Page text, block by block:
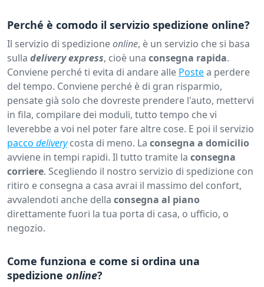
Perché è comodo il servizio spedizione online?
Il servizio di spedizioneonline, è un servizio che si basa
sulla delivery express, cioè una consegna rapida.
Conviene perché ti evita di andare alle Postea perdere
del tempo. Conviene perché è di gran risparmio,
pensate già solo che dovreste prendere l'auto, mettervi
in fila, compilare dei moduli, tutto tempo che vi
leverebbe a voi nel poter fare altre cose. E poi il servizio
pacco delivery costa di meno. La consegna a domicilio
avviene in tempi rapidi. Il tutto tramite la consegna
corriere. Scegliendo il nostro servizio di spedizione con
ritiro e consegna a casa avrai il massimo del confort,
avvalendoti anche della consegna al piano
direttamente fuori la tua porta di casa, o ufficio, o
negozio.
Come funziona e come si ordina una
spedizione online?